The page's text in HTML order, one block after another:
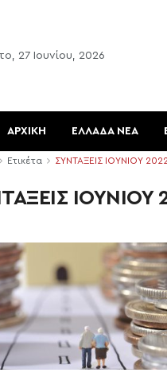
27 Ιουνίου, 2026
ΑΡΧΙΚΗ ΕΛΛΑΔΑ ΝΕΑ
Ετικέτα ΣΥΝΤΑΞΕΙΣ ΙΟΥΝΙΟΥ 2022
ΙΟΥΝΙΟΥ